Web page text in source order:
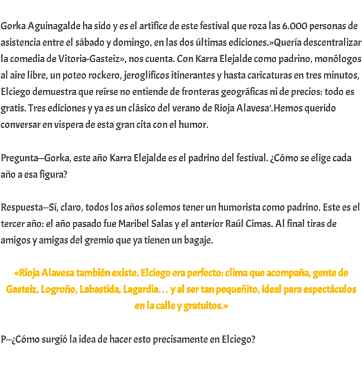
Gorka Aguinagalde ha sido y es el artífice de este festival que roza las 6.000 personas de
asistencia entre el sábado y domingo, en las dos últimas ediciones.»Quería descentralizar
la comedia de Vitoria-Gasteiz», nos cuenta. Con Karra Elejalde como padrino, monólogos
al aire libre, un poteo rockero, jeroglíficos itinerantes y hasta caricaturas en tres minutos,
Elciego demuestra que reírse no entiende de fronteras geográficas ni de precios: todo es
gratis. Tres ediciones y ya es un clásico del verano de Rioja Alavesa’.Hemos querido
conversar en vispera de esta gran cita con el humor.
Pregunta—Gorka, este año Karra Elejalde es el padrino del festival. ¿Cómo se elige cada
año a esa figura?
Respuesta—Sí, claro, todos los años solemos tener un humorista como padrino. Este es el
tercer año: el año pasado fue Maribel Salas y el anterior Raúl Cimas. Al final tiras de
amigos y amigas del gremio que ya tienen un bagaje.
«Rioja Alavesa también existe. Elciego era perfecto: clima que acompaña, gente de
Gasteiz, Logroño, Labastida, Lagardia… y al ser tan pequeñito, ideal para espectáculos
en la calle y gratuitos.»
P—¿Cómo surgió la idea de hacer esto precisamente en Elciego?